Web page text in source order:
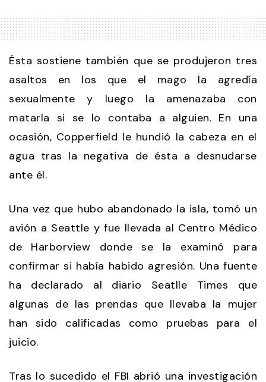
Ésta sostiene también que se produjeron tres
asaltos en los que el mago la agredía
sexualmente y luego la amenazaba con
matarla si se lo contaba a alguien. En una
ocasión, Copperfield le hundió la cabeza en el
agua tras la negativa de ésta a desnudarse
ante él.
Una vez que hubo abandonado la isla, tomó un
avión a Seattle y fue llevada al Centro Médico
de Harborview donde se la examinó para
confirmar si había habido agresión. Una fuente
ha declarado al diario Seatlle Times que
algunas de las prendas que llevaba la mujer
han sido calificadas como pruebas para el
juicio.
Tras lo sucedido el FBI abrió una investigación